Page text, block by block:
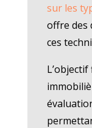
sur les
offre des
ces